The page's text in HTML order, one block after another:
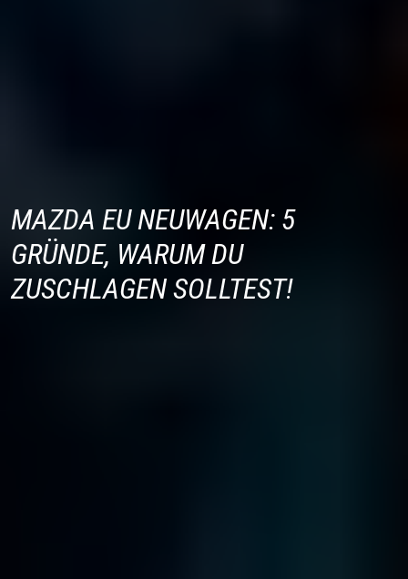
MAZDA EU NEUWAGEN: 5
GRÜNDE, WARUM DU
ZUSCHLAGEN SOLLTEST!